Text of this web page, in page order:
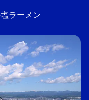
ラーメン